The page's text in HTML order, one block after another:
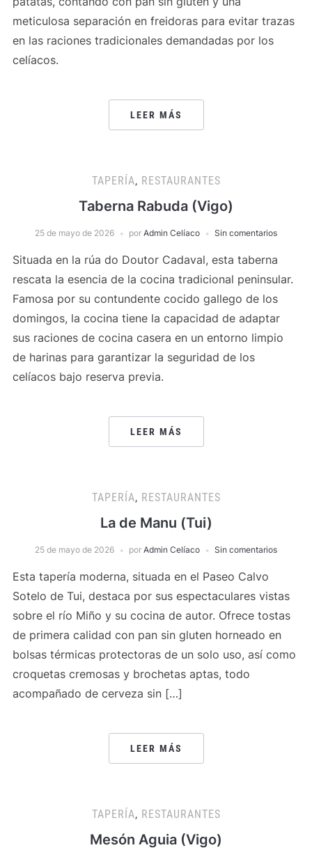
meticulosa separación en freidoras para evitar trazas
en las raciones tradicionales demandadas por los
celíacos.
LEER MÁS
TAPERÍA, RESTAURANTES
Taberna Rabuda (Vigo)
25 de mayo de 2026 por Admin Celíaco Sin comentarios
Situada en la rúa do Doutor Cadaval, esta taberna
rescata la esencia de la cocina tradicional peninsular.
Famosa por su contundente cocido gallego de los
domingos, la cocina tiene la capacidad de adaptar
sus raciones de cocina casera en un entorno limpio
de harinas para garantizar la seguridad de los
celíacos bajo reserva previa.
LEER MÁS
TAPERÍA, RESTAURANTES
La de Manu (Tui)
25 de mayo de 2026 por Admin Celíaco Sin comentarios
Esta tapería moderna, situada en el Paseo Calvo
Sotelo de Tui, destaca por sus espectaculares vistas
sobre el río Miño y su cocina de autor. Ofrece tostas
de primera calidad con pan sin gluten horneado en
bolsas térmicas protectoras de un solo uso, así como
croquetas cremosas y brochetas aptas, todo
acompañado de cerveza sin […]
LEER MÁS
TAPERÍA, RESTAURANTES
Mesón Aguia (Vigo)